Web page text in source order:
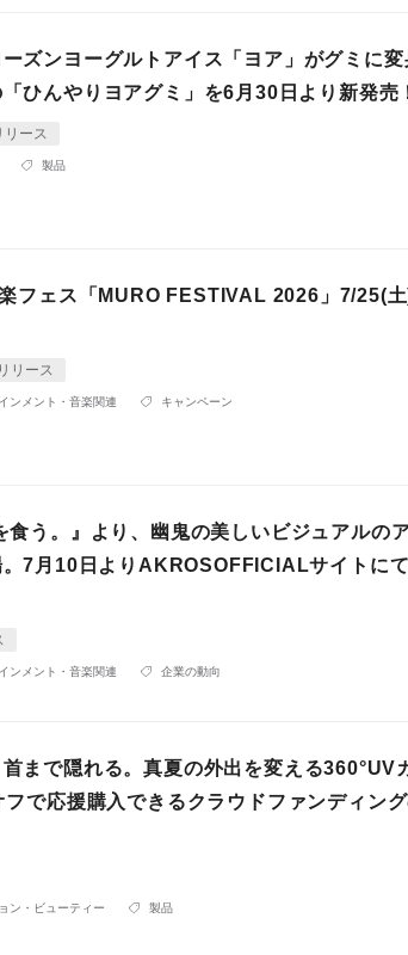
ズンヨーグルトアイス「ヨア」がグミに変
ひんやりヨアグミ」を6月30日より新発売
リース
製品
フェス「MURO FESTIVAL 2026」7/25(土
リース
ンメント・音楽関連 キャンペーン
食う。』より、幽鬼の美しいビジュアルの
7月10日よりAKROSOFFICIALサイトに
ンメント・音楽関連 企業の動向
首まで隠れる。真夏の外出を変える360°UV
で応援購入できるクラウドファンディン
ン・ビューティー 製品